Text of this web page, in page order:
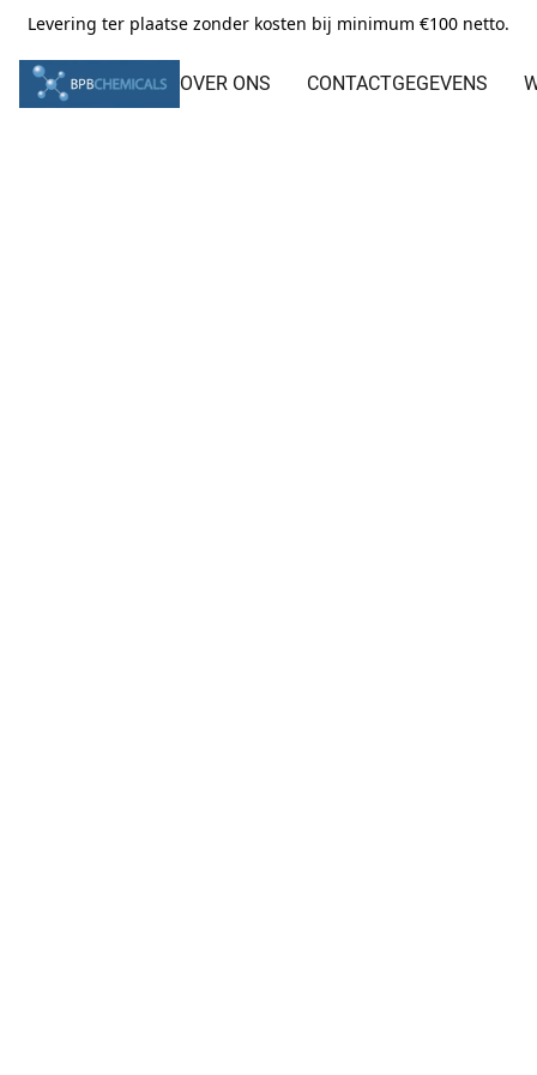
Levering ter plaatse zonder kosten bij minimum €100 netto.
OVER ONS CONTACTGEGEVENS